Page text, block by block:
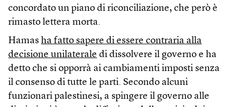
concordato un piano di riconciliazione, che però è
rimasto lettera morta.
Hamas ha fatto sapere di essere contraria alla
decisione unilaterale di dissolvere il governo e ha
detto che si opporrà ai cambiamenti imposti senza
il consenso di tutte le parti. Secondo alcuni
funzionari palestinesi, a spingere il governo alle